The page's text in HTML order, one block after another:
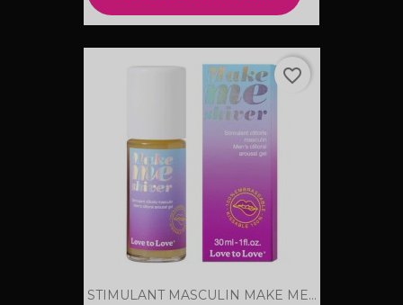
STIMULANT MASCULIN MAKE ME...
favorite_border